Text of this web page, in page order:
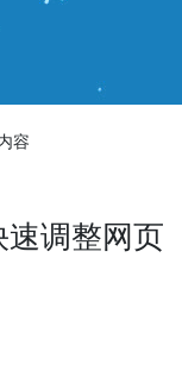
容
调整网页